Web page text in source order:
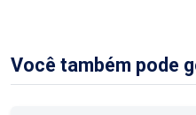
Você também pode